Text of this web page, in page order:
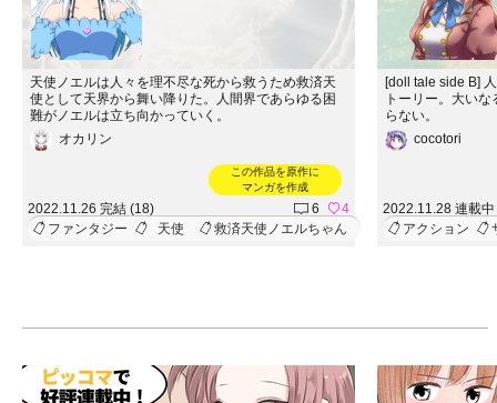
天使ノエルは人々を理不尽な死から救うため救済天
使として天界から舞い降りた。人間界であらゆる困
難がノエルは立ち向かっていく。
オカリン
この作品を原作に
マンガを作成
2022.11.26 完結 (18) 6
4
ファンタジー
天使 救済天使ノエルちゃん
[doll tale side B]
トーリー。大い
らない。
cocotori
2022.11.28 連載
アクション